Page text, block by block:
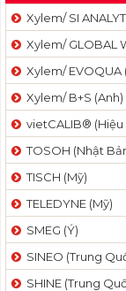
Xylem/ SI
Xylem/ GLOBAL
Xylem/ EVOQUA
Xylem/ B+S (Anh)
vietCALIB® (Hiệu
TOSOH (Nhật
TISCH (Mỹ)
TELEDYNE (Mỹ)
SMEG (Ý)
SINEO (Trung
SHINE (Trung